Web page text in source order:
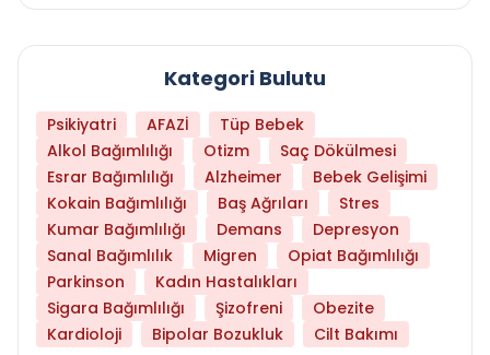
Kategori Bulutu
Psikiyatri AFAZİ
Tüp Bebek
Alkol Bağımlılığı
Otizm
Saç Dökülmesi
Esrar Bağımlılığı
Alzheimer
Bebek Gelişimi
Kokain Bağımlılığı
Baş Ağrıları
Stres
Kumar Bağımlılığı
Demans
Depresyon
Sanal Bağımlılık
Migren
Opiat Bağımlılığı
Parkinson
Kadın Hastalıkları
Sigara Bağımlılığı
Şizofreni
Obezite
Kardioloji
Bipolar Bozukluk Cilt Bakımı